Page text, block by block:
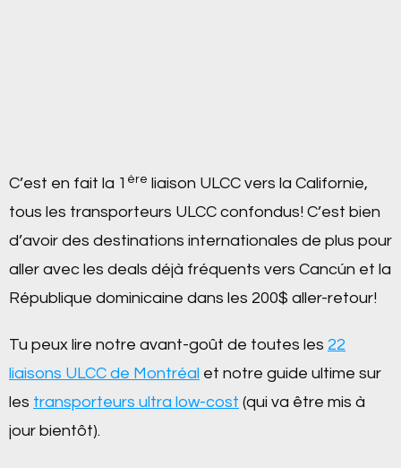
C’est en fait la 1 ère liaison ULCC vers la Californie,
tous les transporteurs ULCC confondus! C’est bien
d’avoir des destinations internationales de plus pour
aller avec les deals déjà fréquents vers Cancún et la
République dominicaine dans les 200$ aller-retour!
Tu peux lire notre avant-goût de toutes les 22
liaisons ULCC de Montréal et notre guide ultime sur
les transporteurs ultra low-cost (qui va être mis à
jour bientôt).